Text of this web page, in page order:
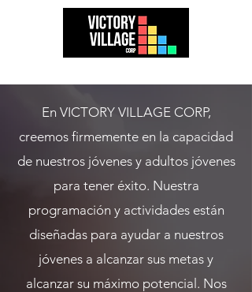
En VICTORY VILLAGE CORP,
creemos firmemente en la capacidad
de nuestros jóvenes y adultos jóvenes
para tener éxito. Nuestra
programación y actividades están
diseñadas para ayudar a nuestros
jóvenes a alcanzar sus metas y
alcanzar su máximo potencial. Nos